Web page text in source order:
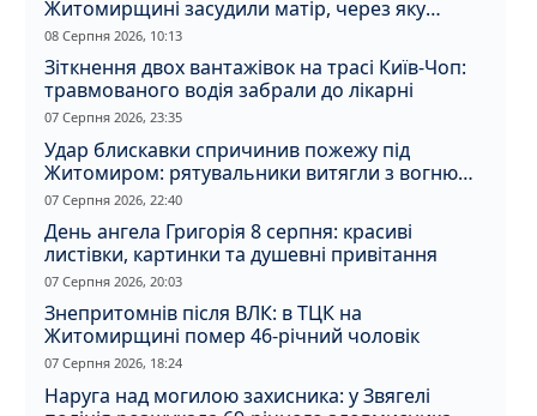
Житомирщині засудили матір, через яку
дитина отримала обмороження
08 Серпня 2026, 10:13
Зіткнення двох вантажівок на трасі Київ-Чоп:
травмованого водія забрали до лікарні
07 Серпня 2026, 23:35
Удар блискавки спричинив пожежу під
Житомиром: рятувальники витягли з вогню
кота
07 Серпня 2026, 22:40
День ангела Григорія 8 серпня: красиві
листівки, картинки та душевні привітання
07 Серпня 2026, 20:03
Знепритомнів після ВЛК: в ТЦК на
Житомирщині помер 46-річний чоловік
07 Серпня 2026, 18:24
Наруга над могилою захисника: у Звягелі